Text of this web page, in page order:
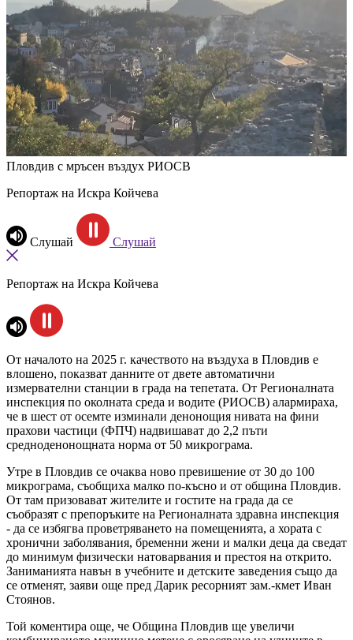
Пловдив с мръсен въздух РИОСВ
Репортаж на Искра Койчева
Слушай Слушай
Репортаж на Искра Койчева
От началото на 2025 г. качеството на въздуха в Пловдив е
влошено, показват данните от двете автоматични
измервателни станции в града на тепетата. От Регионалната
инспекция по околната среда и водите (РИОСВ) алармираха,
че в шест от осемте изминали денонощия нивата на фини
прахови частици (ФПЧ) надвишават до 2,2 пъти
средноденонощната норма от 50 микрограма.
Утре в Пловдив се очаква ново превишение от 30 до 100
микрограма, съобщиха малко по-късно и от община Пловдив.
От там призовават жителите и гостите на града да се
съобразят с препоръките на Регионалната здравна инспекция
- да се избягва проветряването на помещенията, а хората с
хронични заболявания, бременни жени и малки деца да сведат
до минимум физически натоварвания и престоя на открито.
Заниманията навън в учебните и детските заведения също да
се отменят, заяви още пред Дарик ресорният зам.-кмет Иван
Стоянов.
Той коментира още, че Община Пловдив ще увеличи